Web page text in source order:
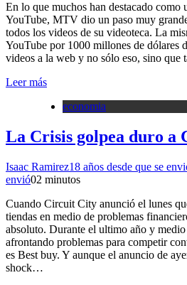
En lo que muchos han destacado como
YouTube, MTV dio un paso muy
todos los videos de su videoteca. La
YouTube por 1000 millones de dólares
videos a la web y no sólo eso, sino
Leer más
economia
La Crisis golpea duro a
Isaac Ramirez18 años desde que se
envió02 minutos
Cuando Circuit City anunció el lunes
tiendas en medio de problemas
absoluto. Durante el ultimo año y
afrontando problemas para competir
es Best buy. Y aunque el anuncio de
shock…